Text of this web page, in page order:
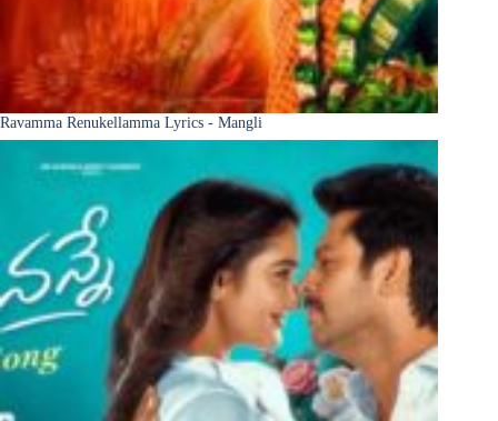
Ravamma Renukellamma Lyrics - Mangli